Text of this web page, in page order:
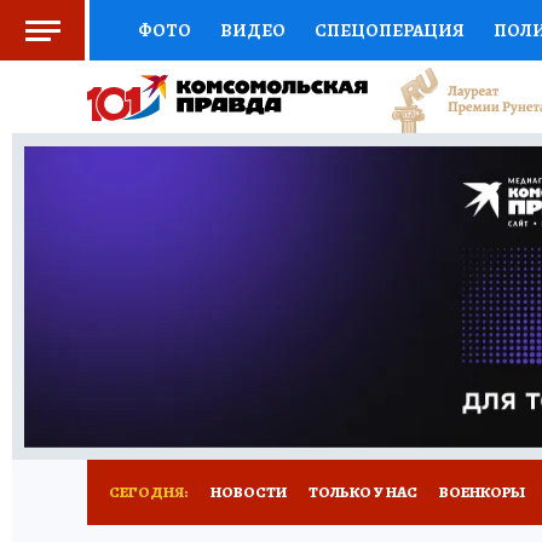
ФОТО ВИДЕО СПЕЦОПЕРАЦИЯ
СОЦПОДДЕРЖКА НАУКА СПОРТ
ВЫБОР ЭКСПЕРТОВ ДОКТОР
ПРОГНОЗЫ НА СПОРТ
НОВОЕ
СЕГОДНЯ: НОВОСТИ ТОЛЬКО У НАС ВОЕНКОРЫ